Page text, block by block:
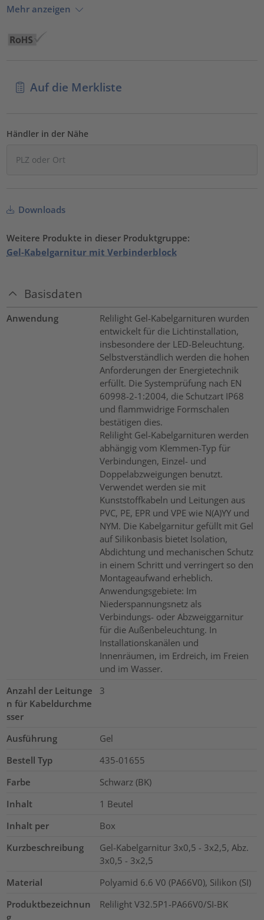
Mehr anzeigen
Auf die Merkliste
Händler in der Nähe
Downloads
Weitere Produkte in dieser Produktgruppe:
Gel-Kabelgarnitur mit Verbinderblock
Basisdaten
Anwendung
Relilight Gel-Kabelgarnituren wurden
entwickelt für die Lichtinstallation,
insbesondere der LED-Beleuchtung.
Selbstverständlich werden die hohen
Anforderungen der Energietechnik
erfüllt. Die Systemprüfung nach EN
60998-2-1:2004, die Schutzart IP68
und flammwidrige Formschalen
bestätigen dies.
Relilight Gel-Kabelgarnituren werden
abhängig vom Klemmen-Typ für
Verbindungen, Einzel- und
Doppelabzweigungen benutzt.
Verwendet werden sie mit
Kunststoffkabeln und Leitungen aus
PVC, PE, EPR und VPE wie N(A)YY und
NYM. Die Kabelgarnitur gefüllt mit Gel
auf Silikonbasis bietet Isolation,
Abdichtung und mechanischen Schutz
in einem Schritt und verringert so den
Montageaufwand erheblich.
Anwendungsgebiete: Im
Niederspannungsnetz als
Verbindungs- oder Abzweiggarnitur
für die Außenbeleuchtung. In
Installationskanälen und
Innenräumen, im Erdreich, im Freien
und im Wasser.
Anzahl der Leitunge
n für Kabeldurchme
sser
3
Ausführung
Gel
Bestell Typ
435-01655
Farbe
Schwarz (BK)
Inhalt
1 Beutel
Inhalt per
Box
Kurzbeschreibung
Gel-Kabelgarnitur 3x0,5 - 3x2,5, Abz.
3x0,5 - 3x2,5
Material
Polyamid 6.6 V0 (PA66V0), Silikon (SI)
Produktbezeichnun
g
Relilight V32.5P1-PA66V0/SI-BK